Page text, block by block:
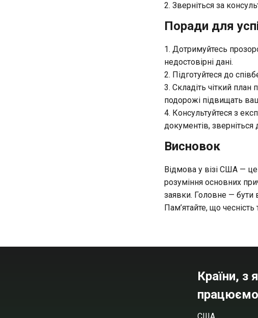
Зверніться за
Поради для
Дотримуйтесь
недостовірні дані.
Підготуйтеся до
Складіть чіткий
подорожі підвищать
Консультуйтеся з
документів, зверніться
Висновок
Відмова у візі США —
розуміння основних
заявки. Головне — бути
Пам’ятайте, що
Країни, з
працюємо
США